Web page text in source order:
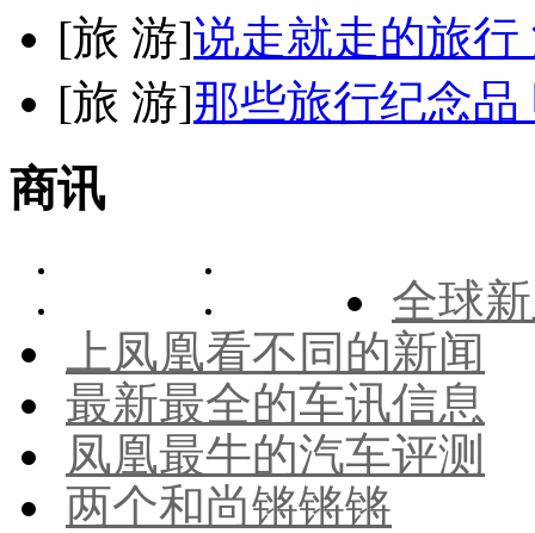
[旅 游]说走就走的旅
[旅 游]那些旅行纪念
商讯
全球
上凤凰看不同的新闻
最新最全的车讯信息
凤凰最牛的汽车评测
两个和尚锵锵锵